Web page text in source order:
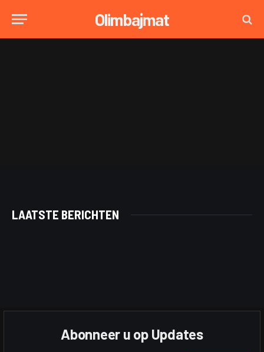
Olimbajmat
LAATSTE BERICHTEN
Abonneer u op Updates